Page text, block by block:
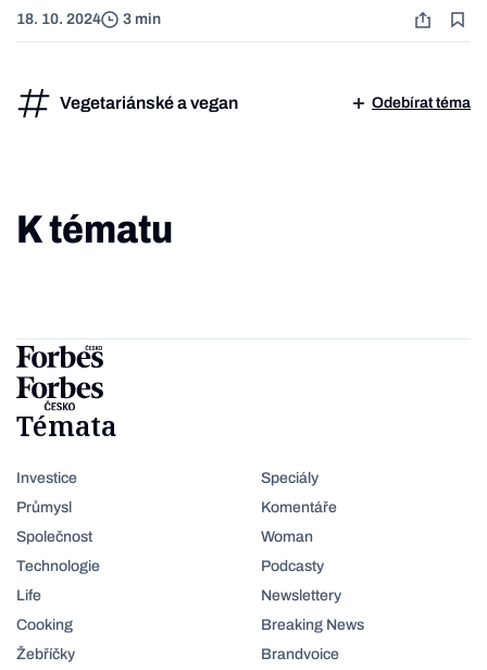
18. 10. 2024 3 min
Vegetariánské a vegan Odebírat téma
K tématu
Témata
Investice
Průmysl
Společnost
Technologie
Life
Cooking
Žebříčky
Speciály
Komentáře
Woman
Podcasty
Newslettery
Breaking News
Brandvoice